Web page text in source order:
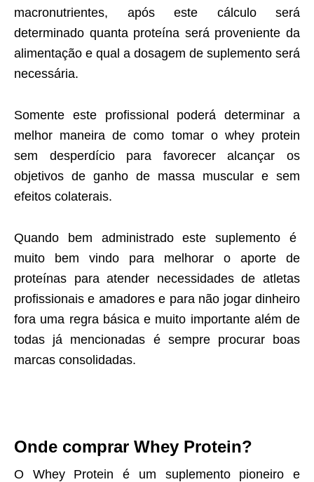
macronutrientes, após este cálculo será
determinado quanta proteína será proveniente da
alimentação e qual a dosagem de suplemento será
necessária.
Somente este profissional poderá determinar a
melhor maneira de como tomar o whey protein
sem desperdício para favorecer alcançar os
objetivos de ganho de massa muscular e sem
efeitos colaterais.
Quando bem administrado este suplemento é
muito bem vindo para melhorar o aporte de
proteínas para atender necessidades de atletas
profissionais e amadores e para não jogar dinheiro
fora uma regra básica e muito importante além de
todas já mencionadas é sempre procurar boas
marcas consolidadas.
Onde comprar Whey Protein?
O Whey Protein é um suplemento pioneiro e